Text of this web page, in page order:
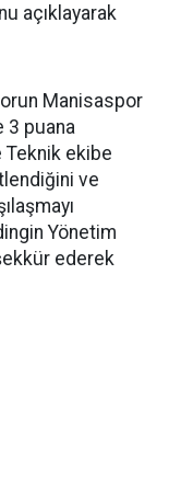
açıklayarak
Manisaspor
3 puana
Teknik ekibe
ve
Yönetim
ederek